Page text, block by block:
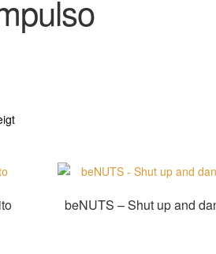
Nach
beNUTS – Shut up and